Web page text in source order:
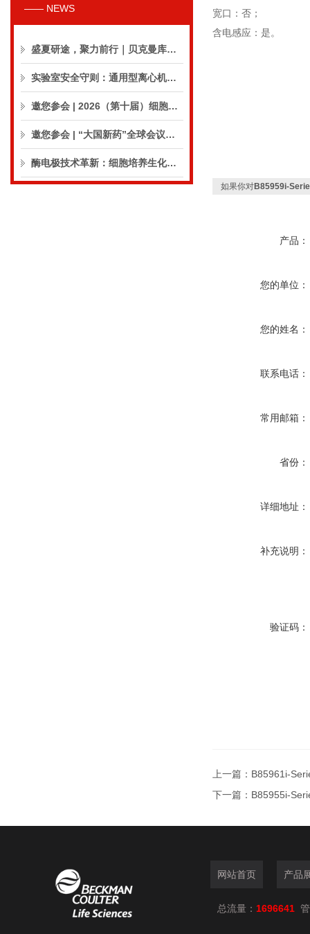
—— NEWS
盛夏研途，聚力前行｜贝克曼库尔特生命科学8月活动预告
实验室安全守则：通用型离心机操作与保养的10个要点
邀您参会 | 2026（第十届）细胞外囊泡合规与临床应用大会
邀您参会 | “大国新药”全球会议（CPIC2026）
酶电极技术革新：细胞培养生化分析仪实现精准在线监测
宽口：否；
含电感应：是。
如果你对B85959i-
产品：
您的单位：
您的姓名：
联系电话：
常用邮箱：
省份：
详细地址：
补充说明：
验证码：
上一篇： B85961i-
下一篇： B85955i-
网站首页 产品
总流量： 1696641